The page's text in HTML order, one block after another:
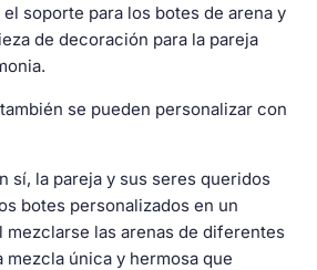
soporte para los botes de arena y
de decoración para la pareja
también se pueden personalizar con
sí, la pareja y sus seres queridos
botes personalizados en un
las arenas de diferentes
única y hermosa que